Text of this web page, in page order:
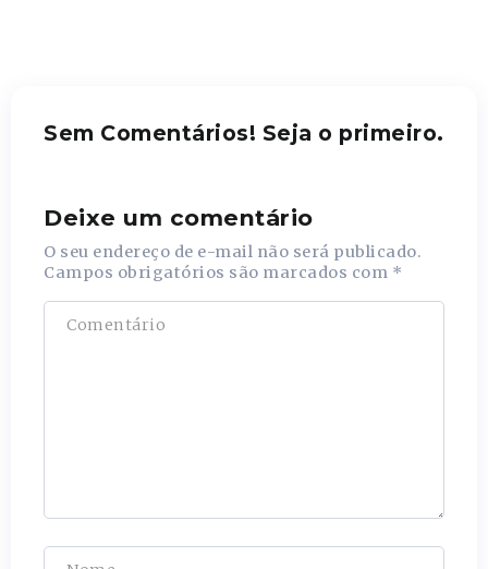
Sem Comentários! Seja o primeiro.
Deixe um comentário
O seu endereço de e-mail não será publicado.
Campos obrigatórios são marcados com *